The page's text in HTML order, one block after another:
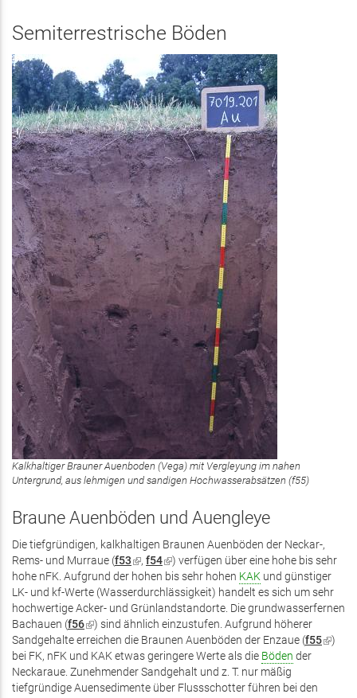
Semiterrestrische Böden
Kalkhaltiger Brauner Auenboden (Vega) mit Vergleyung im nahen
Untergrund, aus lehmigen und sandigen Hochwasserabsätzen (f55)
Braune Auenböden und Auengleye
Die tiefgründigen, kalkhaltigen Braunen Auenböden der Neckar-,
Rems- und Murraue (f53(Link
ist
extern)
, f54(Link
ist
extern)
) verfügen über eine hohe bis sehr
hohe nFK. Aufgrund der hohen bis sehr hohen KAK und günstiger
LK- und kf-Werte (Wasserdurchlässigkeit) handelt es sich um sehr
hochwertige Acker- und Grünlandstandorte. Die grundwasserfernen
Bachauen (f56(Link
ist
extern)
) sind ähnlich einzustufen. Aufgrund höherer
Sandgehalte erreichen die Braunen Auenböden der Enzaue (f55(Link
)
bei FK, nFK und KAK etwas geringere Werte als die Böden der
Neckaraue. Zunehmender Sandgehalt und z. T. nur mäßig
tiefgründige Auensedimente über Flussschotter führen bei den